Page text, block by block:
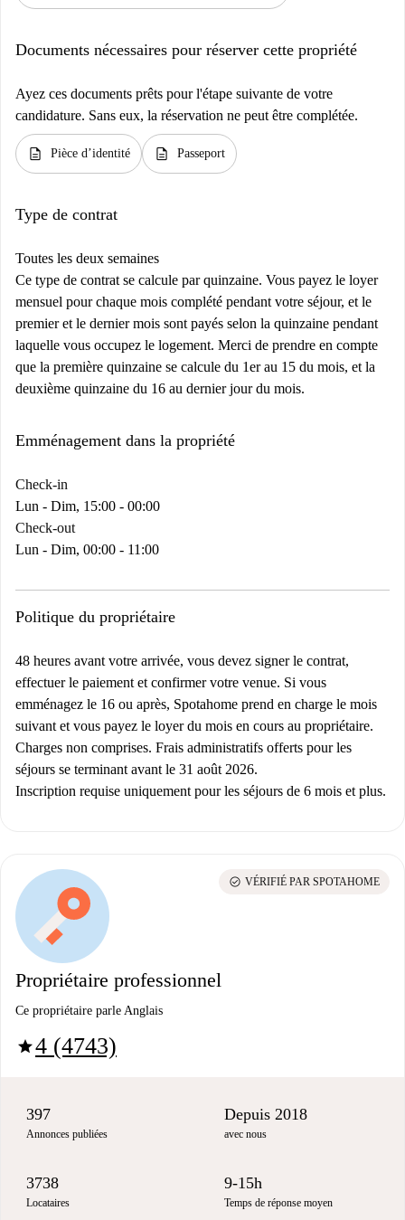
Documents nécessaires pour réserver cette propriété
Ayez ces documents prêts pour l'étape suivante de votre
candidature. Sans eux, la réservation ne peut être complétée.
description Pièce d’identité description Passeport
Type de contrat
Toutes les deux semaines
Ce type de contrat se calcule par quinzaine. Vous payez le loyer
mensuel pour chaque mois complété pendant votre séjour, et le
premier et le dernier mois sont payés selon la quinzaine pendant
laquelle vous occupez le logement. Merci de prendre en compte
que la première quinzaine se calcule du 1er au 15 du mois, et la
deuxième quinzaine du 16 au dernier jour du mois.
Emménagement dans la propriété
Check-in
Lun - Dim, 15:00 - 00:00
Check-out
Lun - Dim, 00:00 - 11:00
Politique du propriétaire
48 heures avant votre arrivée, vous devez signer le contrat,
effectuer le paiement et confirmer votre venue. Si vous
emménagez le 16 ou après, Spotahome prend en charge le mois
suivant et vous payez le loyer du mois en cours au propriétaire.
Charges non comprises. Frais administratifs offerts pour les
séjours se terminant avant le 31 août 2026.
Inscription requise uniquement pour les séjours de 6 mois et plus.
Propriétaire professionnel
Ce propriétaire parle Anglais
star4 (4743)
check_circle VÉRIFIÉ PAR SPOTAHOME
397
Annonces publiées
Depuis 2018
avec nous
3738
Locataires
9-15h
Temps de réponse moyen